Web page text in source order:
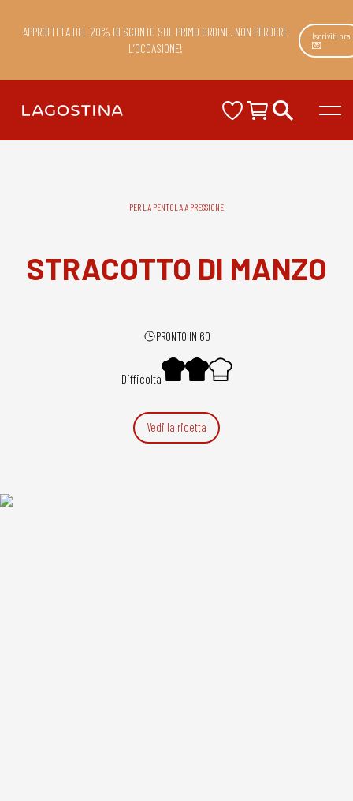
APPROFITTA DEL 20% DI SCONTO SUL PRIMO ORDINE. NON PERDERE
L’OCCASIONE!
Iscriviti ora
💌
PER LA PENTOLA A PRESSIONE
STRACOTTO DI MANZO
PRONTO IN 60
Difficoltà
Vedi la ricetta